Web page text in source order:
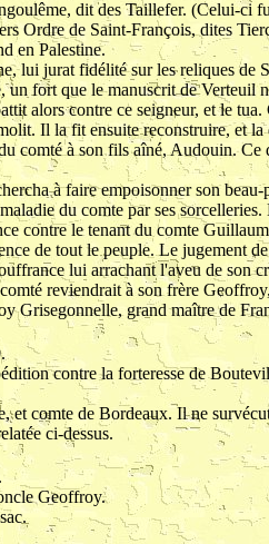
dit des Taillefer. (Celui-ci
Ordre de Saint-François, dites
en Palestine.
lui jurat fidélité sur les reliques de
un fort que le manuscrit de Verteuil
alors contre ce seigneur, et le
Il la fit ensuite reconstruire, et
comté à son fils aîné, Audouin.
à faire empoisonner son
du comte par ses
contre le tenant du comte
de tout le peuple. Le jugement
lui arrachant l'aveu de son
reviendrait à son frère
Grisegonnelle, grand maître de
contre la forteresse de
comte de Bordeaux. Il ne
ci-dessus.
Geoffroy.